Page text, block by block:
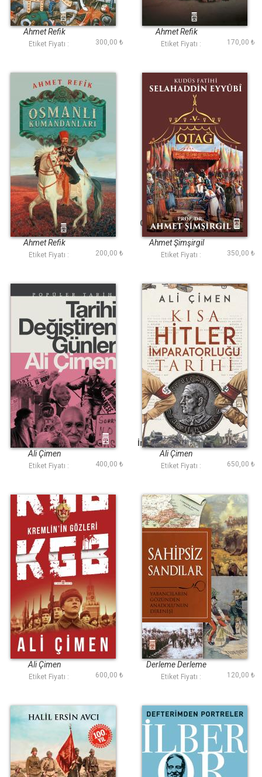
Bizans Karşısında
Türkler
Ahmet Refik
Etiket Fiyatı : 300,00 ₺
Hz. Muhammed'in
Gazaları
Ahmet Refik
Etiket Fiyatı : 170,00 ₺
Osmanlı
Kumandanları
Ahmet Refik
Etiket Fiyatı : 200,00 ₺
Otağ V Selahaddin i
Eyyubi
Ahmet Şimşirgil
Etiket Fiyatı : 350,00 ₺
Tarihi Değiştiren
Günler
Ali Çimen
Etiket Fiyatı : 400,00 ₺
Kısa Hitler
İmparatorluğu Tarihi
Ali Çimen
Etiket Fiyatı : 650,00 ₺
KGB Kremlinin
Gözleri
Ali Çimen
Etiket Fiyatı : 600,00 ₺
Sahipsiz Sandılar
Derleme Derleme
Etiket Fiyatı : 120,00 ₺